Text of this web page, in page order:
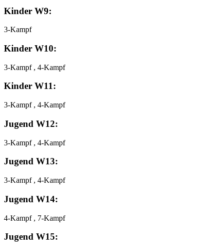
Kinder W9:
3-Kampf
Kinder W10:
3-Kampf , 4-Kampf
Kinder W11:
3-Kampf , 4-Kampf
Jugend W12:
3-Kampf , 4-Kampf
Jugend W13:
3-Kampf , 4-Kampf
Jugend W14:
4-Kampf , 7-Kampf
Jugend W15: